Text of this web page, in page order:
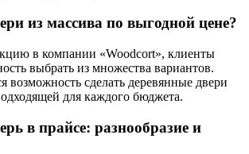
из массива по выгодной цене?
в компании «Woodcort», клиенты
выбрать из множества вариантов.
возможность сделать деревянные двери
для каждого бюджета.
в прайсе: разнообразие и